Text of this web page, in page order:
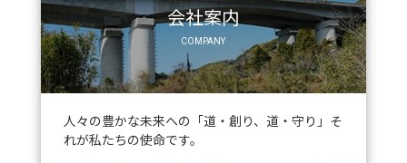
会社案内
COMPANY
⼈々の豊かな未来への「道・創り、道・守り」そ
れが私たちの使命です。